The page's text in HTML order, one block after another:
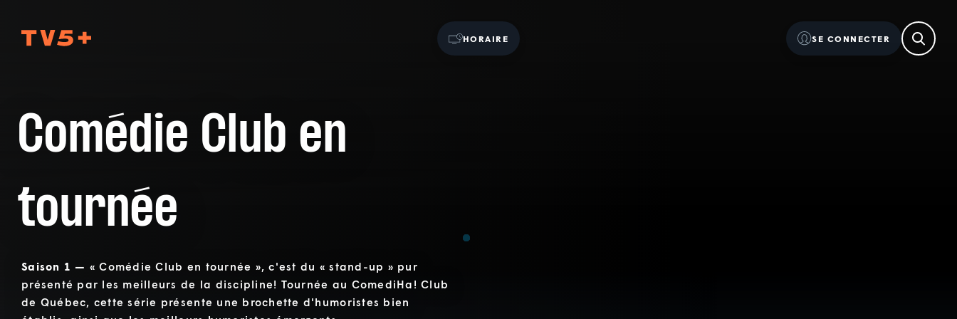
HORAIRE SE CONNECTER
Comédie Club en
tournée
Saison 1 — « Comédie Club en tournée », c'est du « stand-up » pur
présenté par les meilleurs de la discipline! Tournée au ComediHa! Club
de Québec, cette série présente une brochette d'humoristes bien